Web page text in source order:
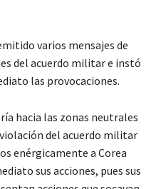
varios mensajes de
del acuerdo militar e instó
las provocaciones.
hacia las zonas neutrales
del acuerdo militar
enérgicamente a Corea
sus acciones, pues sus